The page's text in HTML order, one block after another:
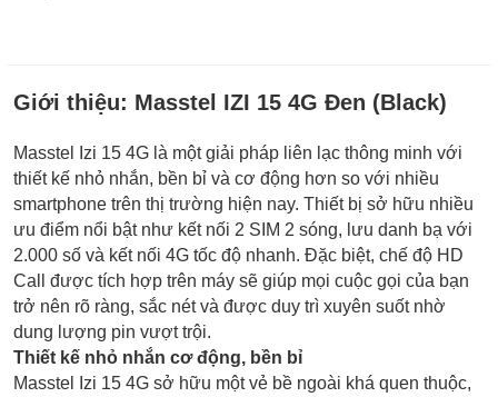
Giới thiệu: Masstel IZI 15 4G Đen (Black)
Masstel Izi 15 4G là một giải pháp liên lạc thông minh với
thiết kế nhỏ nhắn, bền bỉ và cơ động hơn so với nhiều
smartphone trên thị trường hiện nay. Thiết bị sở hữu nhiều
ưu điểm nổi bật như kết nối 2 SIM 2 sóng, lưu danh bạ với
2.000 số và kết nối 4G tốc độ nhanh. Đặc biệt, chế độ HD
Call được tích hợp trên máy sẽ giúp mọi cuộc gọi của bạn
trở nên rõ ràng, sắc nét và được duy trì xuyên suốt nhờ
dung lượng pin vượt trội.
Thiết kế nhỏ nhắn cơ động, bền bỉ
Masstel Izi 15 4G sở hữu một vẻ bề ngoài khá quen thuộc,